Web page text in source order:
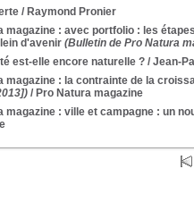
/ Raymond Pronier
magazine : avec portfolio : les
d'avenir(Bulletin de Pro Natura
est-elle encore naturelle ?/ Jean-
magazine : la contrainte de la
/ Pro Natura magazine
magazine : ville et campagne : un